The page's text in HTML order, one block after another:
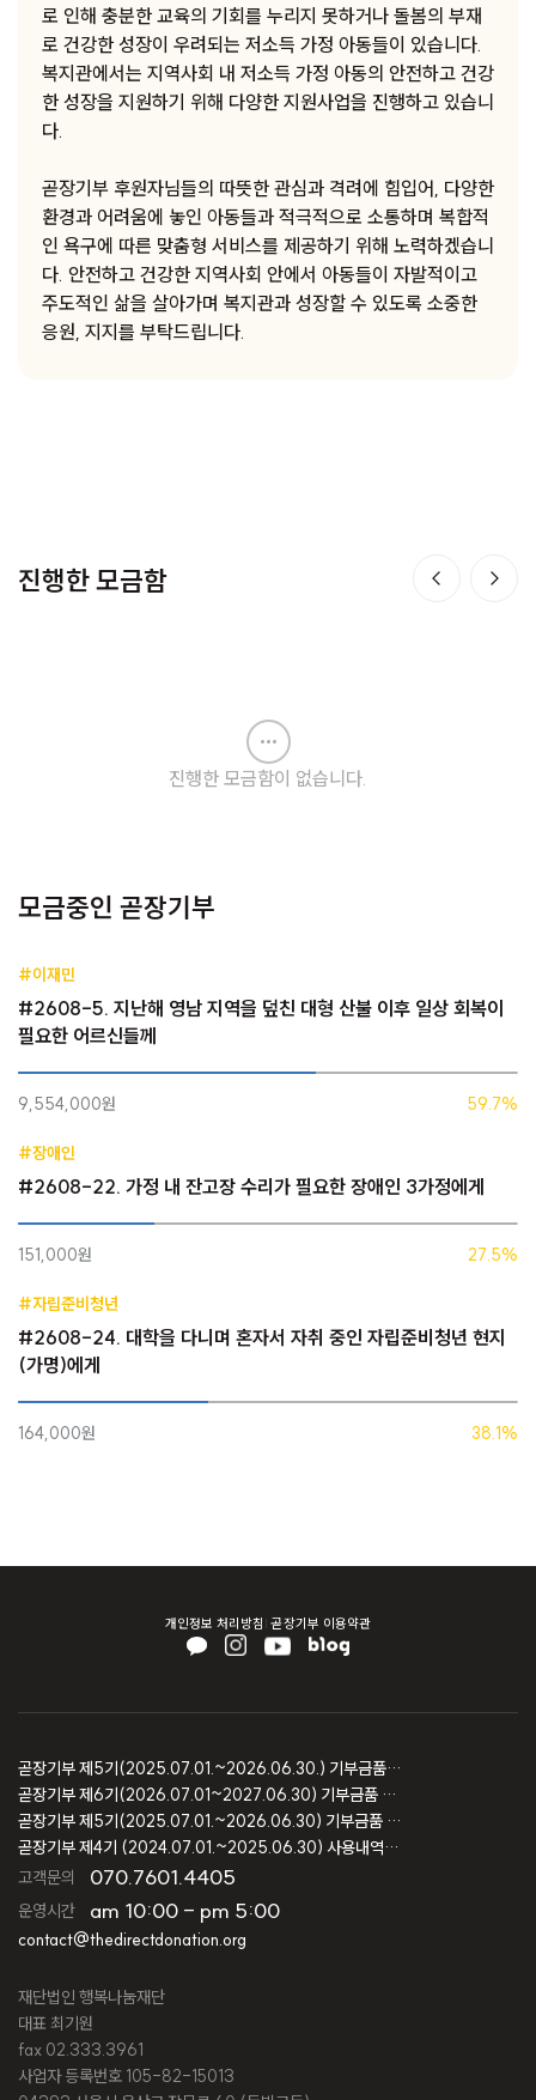
로 인해 충분한 교육의 기회를 누리지 못하거나 돌봄의 부재
로 건강한 성장이 우려되는 저소득 가정 아동들이 있습니다.
복지관에서는 지역사회 내 저소득 가정 아동의 안전하고 건강
한 성장을 지원하기 위해 다양한 지원사업을 진행하고 있습니
다.
곧장기부 후원자님들의 따뜻한 관심과 격려에 힘입어, 다양한
환경과 어려움에 놓인 아동들과 적극적으로 소통하며 복합적
인 욕구에 따른 맞춤형 서비스를 제공하기 위해 노력하겠습니
다. 안전하고 건강한 지역사회 안에서 아동들이 자발적이고
주도적인 삶을 살아가며 복지관과 성장할 수 있도록 소중한
응원, 지지를 부탁드립니다.
진행한 모금함
진행한 모금함이 없습니다.
모금중인 곧장기부
#이재민
#2608-5. 지난해 영남 지역을 덮친 대형 산불 이후 일상 회복이
필요한 어르신들께
9,554,000원 59.7%
#장애인
#2608-22. 가정 내 잔고장 수리가 필요한 장애인 3가정에게
151,000원 27.5%
#자립준비청년
#2608-24. 대학을 다니며 혼자서 자취 중인 자립준비청년 현지
(가명)에게
164,000원 38.1%
개인정보 처리방침 곧장기부 이용약관
고객문의 070.7601.4405
운영시간 am 10:00 - pm 5:00
contact@thedirectdonation.org
재단법인 행복나눔재단
대표 최기원
fax 02.333.3961
사업자 등록번호 105-82-15013
곧장기부 제5기(2025.07.01.~2026.06.30.) 기부금품 모집결과 보고
곧장기부 제6기(2026.07.01~2027.06.30) 기부금품 모집등록 보고
곧장기부 제5기(2025.07.01.~2026.06.30) 기부금품 모집등록 보고
곧장기부 제4기 (2024.07.01.~2025.06.30) 사용내역 및 회계감사 보고